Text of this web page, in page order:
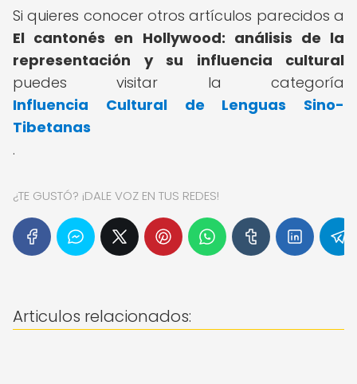
Si quieres conocer otros artículos parecidos a
El cantonés en Hollywood: análisis de la
representación y su influencia cultural
puedes visitar la categoría
Influencia Cultural de Lenguas Sino-
Tibetanas
.
¿TE GUSTÓ? ¡DALE VOZ EN TUS REDES!
Articulos relacionados: